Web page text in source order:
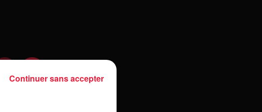
Continuer sans accepter